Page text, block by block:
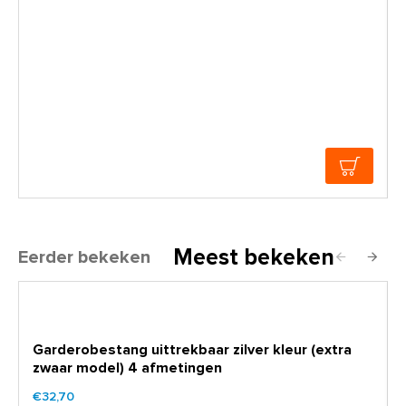
Eerder bekeken Meest bekeken
Garderobestang uittrekbaar zilver kleur (extra
zwaar model) 4 afmetingen
€32,70